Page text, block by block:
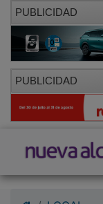
PUBLICIDAD
PUBLICIDAD